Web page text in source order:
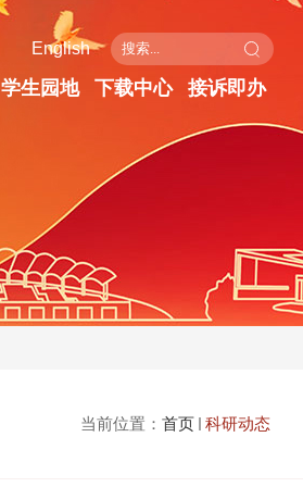
English
学生园地 下载中心 接诉即办
当前位置： 首页 科研动态